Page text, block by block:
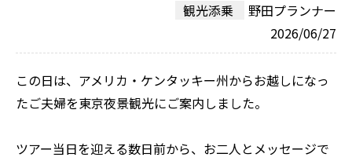
観光添乗
野田プランナー
2026/06/27
この日は、アメリカ・ケンタッキー州からお越しになっ
たご夫婦を東京夜景観光にご案内しました。
ツアー当日を迎える数日前から、お二人とメッセージで